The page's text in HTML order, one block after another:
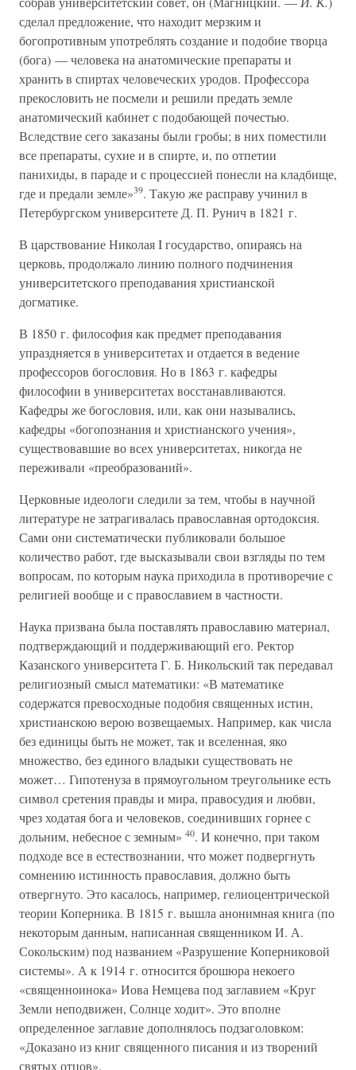
сделал предложение, что находит мерзким и
богопротивным употреблять создание и подобие творца
(бога) — человека на анатомические препараты и
хранить в спиртах человеческих уродов. Профессора
прекословить не посмели и решили предать земле
анатомический кабинет с подобающей почестью.
Вследствие сего заказаны были гробы; в них поместили
все препараты, сухие и в спирте, и, по отпетии
панихиды, в параде и с процессией понесли на кладбище,
где и предали земле»39. Такую же расправу учинил в
Петербургском университете Д. П. Рунич в 1821 г.
В царствование Николая I государство, опираясь на
церковь, продолжало линию полного подчинения
университетского преподавания христианской
догматике.
В 1850 г. философия как предмет преподавания
упраздняется в университетах и отдается в ведение
профессоров богословия. Но в 1863 г. кафедры
философии в университетах восстанавливаются.
Кафедры же богословия, или, как они назывались,
кафедры «богопознания и христианского учения»,
существовавшие во всех университетах, никогда не
переживали «преобразований».
Церковные идеологи следили за тем, чтобы в научной
литературе не затрагивалась православная ортодоксия.
Сами они систематически публиковали большое
количество работ, где высказывали свои взгляды по тем
вопросам, по которым наука приходила в противоречие с
религией вообще и с православием в частности.
Наука призвана была поставлять православию материал,
подтверждающий и поддерживающий его. Ректор
Казанского университета Г. Б. Никольский так передавал
религиозный смысл математики: «В математике
содержатся превосходные подобия священных истин,
христианскою верою возвещаемых. Например, как числа
без единицы быть не может, так и вселенная, яко
множество, без единого владыки существовать не
может… Гипотенуза в прямоугольном треугольнике есть
символ сретения правды и мира, правосудия и любви,
чрез ходатая бога и человеков, соединивших горнее с
дольним, небесное с земным» 40. И конечно, при таком
подходе все в естествознании, что может подвергнуть
сомнению истинность православия, должно быть
отвергнуто. Это касалось, например, гелиоцентрической
теории Коперника. В 1815 г. вышла анонимная книга (по
некоторым данным, написанная священником И. А.
Сокольским) под названием «Разрушение Коперниковой
системы». А к 1914 г. относится брошюра некоего
«священноинока» Иова Немцева под заглавием «Круг
Земли неподвижен, Солнце ходит». Это вполне
определенное заглавие дополнялось подзаголовком:
«Доказано из книг священного писания и из творений
святых отцов».